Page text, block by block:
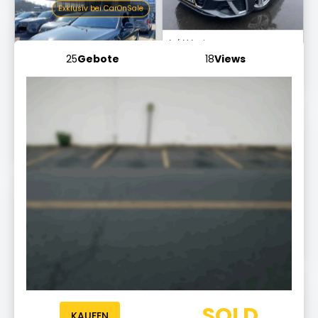
Mercedes-Benz S 450 L
Endet morgen um 10:20
Mercedes-Benz G 350
Exklusiv bei CarOnSale
25Gebote 18Views